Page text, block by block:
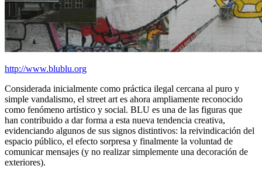
http://www.blublu.org
Considerada inicialmente como práctica ilegal cercana al puro y
simple vandalismo, el street art es ahora ampliamente reconocido
como fenómeno artístico y social. BLU es una de las figuras que
han contribuido a dar forma a esta nueva tendencia creativa,
evidenciando algunos de sus signos distintivos: la reivindicación del
espacio público, el efecto sorpresa y finalmente la voluntad de
comunicar mensajes (y no realizar simplemente una decoración de
exteriores).